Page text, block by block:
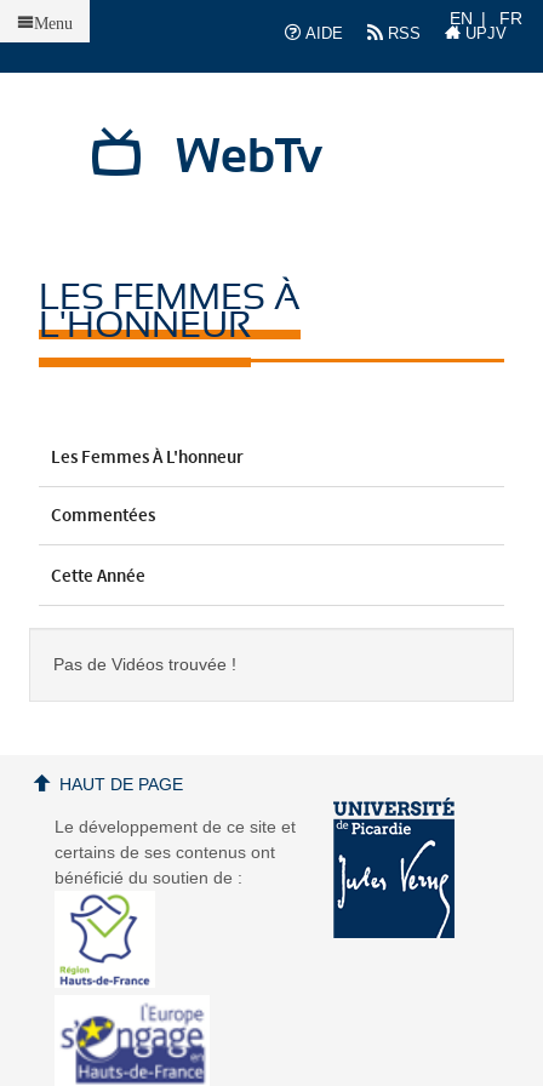
AIDE
RSS UPJV
EN FR
WebTv
Menu
LES FEMMES À
L'HONNEUR
Les Femmes À L'honneur
Commentées
Cette Année
Pas de Vidéos trouvée !
Le développement de ce site et
certains de ses contenus ont
bénéficié du soutien de :
HAUT DE PAGE